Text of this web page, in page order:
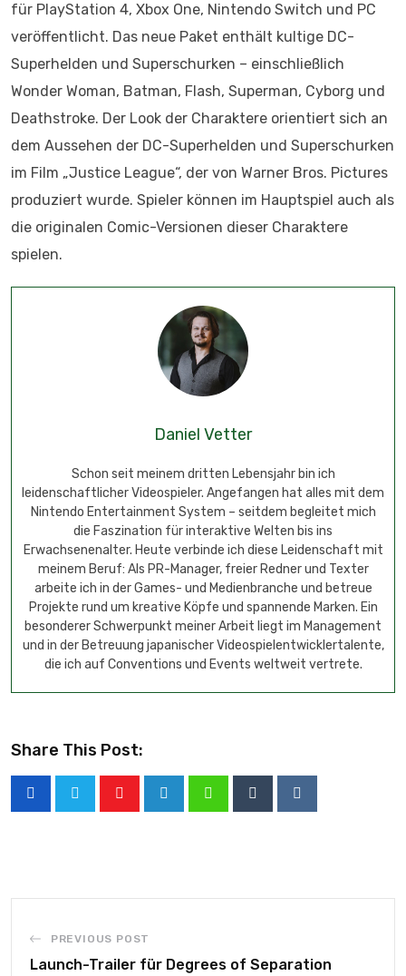
für PlayStation 4, Xbox One, Nintendo Switch und PC
veröffentlicht. Das neue Paket enthält kultige DC-
Superhelden und Superschurken – einschließlich
Wonder Woman, Batman, Flash, Superman, Cyborg und
Deathstroke. Der Look der Charaktere orientiert sich an
dem Aussehen der DC-Superhelden und Superschurken
im Film „Justice League“, der von Warner Bros. Pictures
produziert wurde. Spieler können im Hauptspiel auch als
die originalen Comic-Versionen dieser Charaktere
spielen.
Daniel Vetter
Schon seit meinem dritten Lebensjahr bin ich
leidenschaftlicher Videospieler. Angefangen hat alles mit dem
Nintendo Entertainment System – seitdem begleitet mich
die Faszination für interaktive Welten bis ins
Erwachsenenalter. Heute verbinde ich diese Leidenschaft mit
meinem Beruf: Als PR-Manager, freier Redner und Texter
arbeite ich in der Games- und Medienbranche und betreue
Projekte rund um kreative Köpfe und spannende Marken. Ein
besonderer Schwerpunkt meiner Arbeit liegt im Management
und in der Betreuung japanischer Videospielentwicklertalente,
die ich auf Conventions und Events weltweit vertrete.
Share This Post:
PREVIOUS POST
Launch-Trailer für Degrees of Separation